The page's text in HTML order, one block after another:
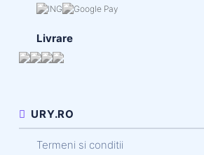
Livrare
URY.RO
Termeni si conditii